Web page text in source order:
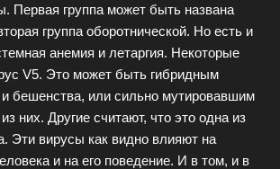
Первая группа может быть названа
группа оборотнической. Но есть и
анемия и летаргия. Некоторые
V5. Это может быть гибридным
и бешенства, или сильно мутировавшим
них. Другие считают, что это одна из
Эти вирусы как видно влияют на
и на его поведение. И в том, и в